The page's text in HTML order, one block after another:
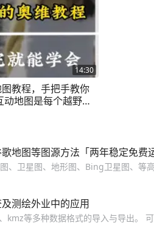
14:30
教程，手把手教你
地图是每个越野玩
驾游 #奥维互动地
地图等图源方法「两年稳定免费
、卫星图、地形图、Bing卫星图、等
测绘外业中的应用
kmz等多种数据格式的导入与导出。